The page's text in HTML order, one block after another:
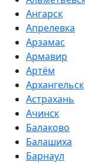
Ангарск
Апрелевка
Арзамас
Армавир
Артём
Архангельск
Астрахань
Ачинск
Балаково
Балашиха
Барнаул